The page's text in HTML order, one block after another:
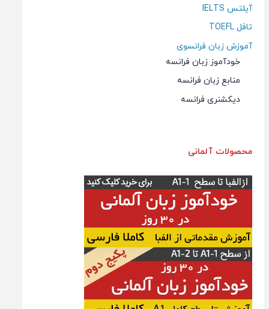
آیلتس IELTS
تافل TOEFL
آموزش زبان فرانسوی
خودآموز زبان فرانسه
منابع زبان فرانسه
دیکشنری فرانسه
محصولات آلمانی